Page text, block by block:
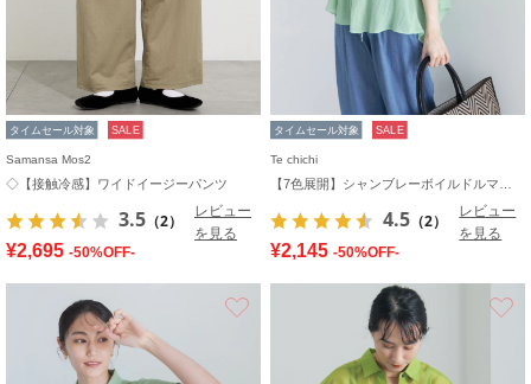
タイムセール対象 SALE
Samansa Mos2
◇【接触冷感】ワイドイージーパンツ
3.5 （2）
レビュー
を見る
¥2,695 -50%OFF-
タイムセール対象 SALE
Te chichi
4.5 （2）
レビュー
を見る
¥2,145 -50%OFF-